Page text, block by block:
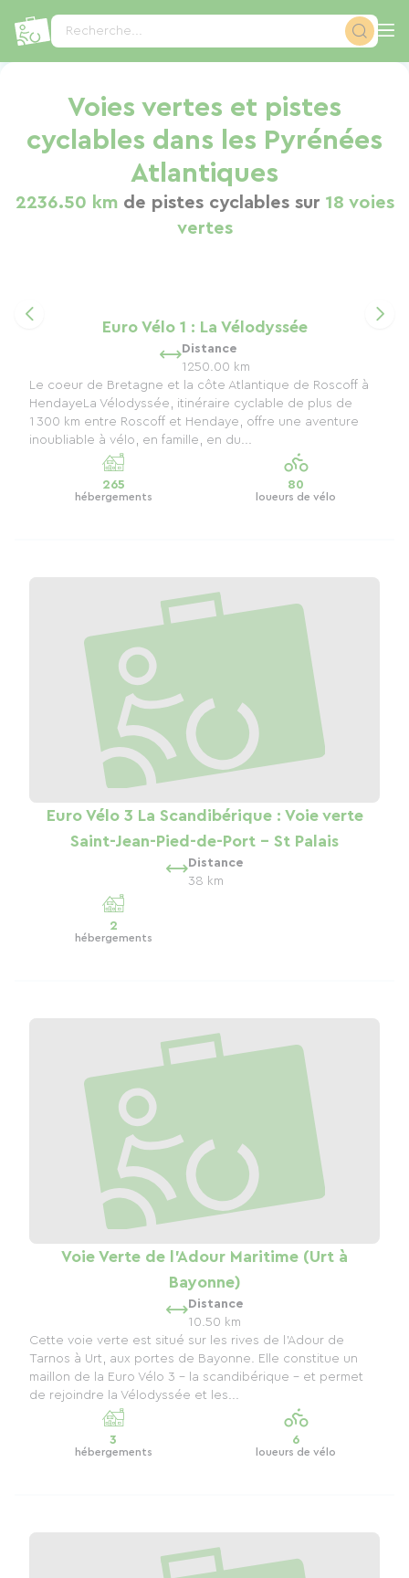
Recherche...
Voies vertes et pistes
cyclables dans les Pyrénées
Atlantiques
2236.50 kmde pistes cyclables sur 18 voies
vertes
Euro Vélo 1 : La Vélodyssée
Distance
1250.00 km
Le coeur de Bretagne et la côte Atlantique de Roscoff à
HendayeLa Vélodyssée, itinéraire cyclable de plus de
1 300 km entre Roscoff et Hendaye, offre une aventure
inoubliable à vélo, en famille, en du...
265
hébergements
80
loueurs de vélo
Euro Vélo 3 La Scandibérique : Voie verte
Saint-Jean-Pied-de-Port - St Palais
Distance
38 km
2
hébergements
Voie Verte de l'Adour Maritime (Urt à
Bayonne)
Distance
10.50 km
Cette voie verte est situé sur les rives de l'Adour de
Tarnos à Urt, aux portes de Bayonne. Elle constitue un
maillon de la Euro Vélo 3 - la scandibérique - et permet
de rejoindre la Vélodyssée et les...
3
hébergements
6
loueurs de vélo
Panneau de gestion des cookies